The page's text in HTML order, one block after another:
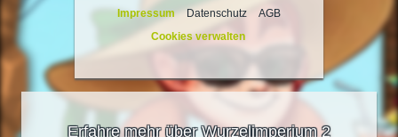
Impressum Datenschutz
AGB
Cookies verwalten
Erfahre mehr über Wurzelimperium 2